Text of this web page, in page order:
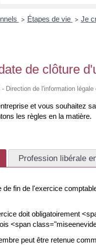
> Étapes de vie > Je
de clôture
Direction de l'information
et vous souhaitez
les règles en la matière.
Profession libérale
de fin de l'exercice
doit obligatoirement
<span
peut être retenue